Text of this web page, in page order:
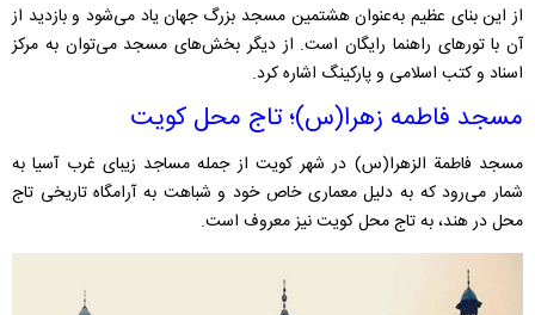
از این بنای عظیم به‌عنوان هشتمین مسجد بزرگ جهان یاد می‌شود و بازدید از
آن با تورهای راهنما رایگان است. از دیگر بخش‌های مسجد می‌توان به مرکز
اسناد و کتب اسلامی و پارکینگ اشاره کرد.
مسجد فاطمه زهرا(س)؛ تاج محل کویت
مسجد فاطمة الزهرا(س) در شهر کویت از جمله مساجد زیبای غرب آسیا به
شمار می‌رود که به دلیل معماری خاص خود و شباهت به آرامگاه تاریخی تاج
محل در هند، به تاج محل کویت نیز معروف است.